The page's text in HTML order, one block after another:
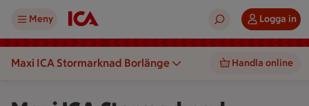
Meny Logga in
Maxi ICA Stormarknad Borlänge Handla online